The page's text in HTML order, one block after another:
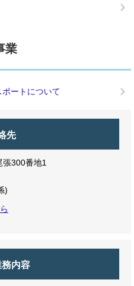
業
ートについて
先
300番地1
内容